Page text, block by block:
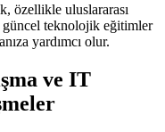
özellikle uluslararası
güncel teknolojik eğitimler
yardımcı olur.
ve IT